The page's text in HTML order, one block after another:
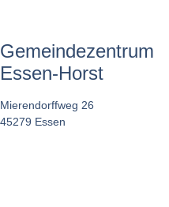
Gemeindezentrum
Essen-Horst
Mierendorffweg 26
45279 Essen